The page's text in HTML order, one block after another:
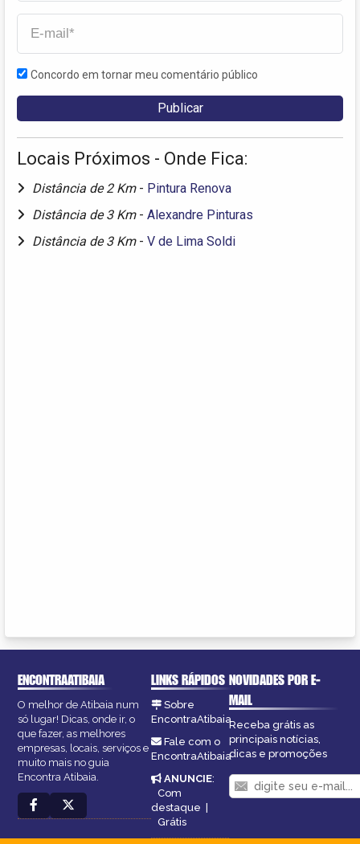
Concordo em tornar meu comentário público
Locais Próximos - Onde Fica:
Distância de 2 Km - Pintura Renova
Distância de 3 Km - Alexandre Pinturas
Distância de 3 Km - V de Lima Soldi
ENCONTRAATIBAIA
O melhor de Atibaia num
só lugar! Dicas, onde ir, o
que fazer, as melhores
empresas, locais, serviços e
muito mais no guia
Encontra Atibaia.
LINKS RÁPIDOS
Sobre
EncontraAtibaia
Fale com o
EncontraAtibaia
ANUNCIE:
Com
destaque
Grátis
NOVIDADES POR E-
MAIL
Receba grátis as
principais notícias,
dicas e promoções